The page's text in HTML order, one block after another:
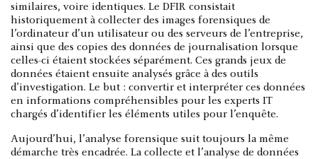
similaires, voire identiques. Le DFIR consistait
historiquement à collecter des images forensiques de
l’ordinateur d’un utilisateur ou des serveurs de l’entreprise,
ainsi que des copies des données de journalisation lorsque
celles-ci étaient stockées séparément. Ces grands jeux de
données étaient ensuite analysés grâce à des outils
d’investigation. Le but : convertir et interpréter ces données
en informations compréhensibles pour les experts IT
chargés d’identifier les éléments utiles pour l’enquête.
Aujourd’hui, l’analyse forensique suit toujours la même
démarche très encadrée. La collecte et l’analyse de données